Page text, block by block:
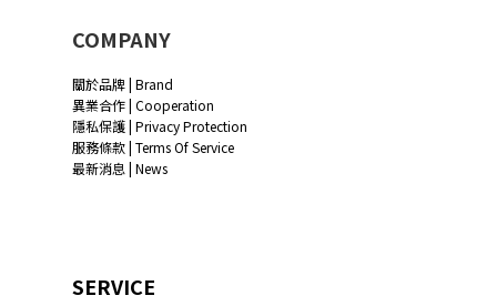
COMPANY
關於品牌 | Brand
異業合作 | Cooperation
隱私保護 | Privacy Protection
服務條款 | Terms Of Service
最新消息 | News
SERVICE